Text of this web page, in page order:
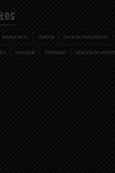
beaux arts cinéma livre et rencontres
musique musiques spectacle vivant